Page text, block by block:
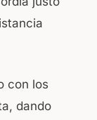
con los
dando